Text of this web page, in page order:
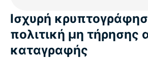
Ισχυρή
πολιτική μη τήρησης
καταγραφής